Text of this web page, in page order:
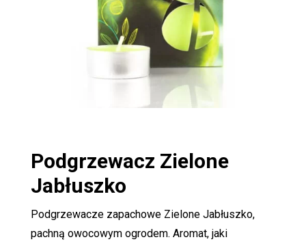
Podgrzewacz Zielone
Jabłuszko
Podgrzewacze zapachowe Zielone Jabłuszko,
pachną owocowym ogrodem. Aromat, jaki